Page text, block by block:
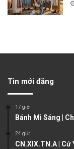
Tin mới đăng
17 giờ
Bánh Mì Sáng |
24 giờ
CN.XIX.TN.A | Cứ